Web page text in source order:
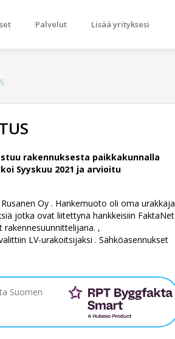
Palvelut Lisää yrityksesi
rakennuksesta paikkakunnalla
Syyskuu 2021 ja arvioitu
Oy . Hankemuoto oli oma urakkaja
jotka ovat liitettynä hankkeisiin FaktaNet
,
LV-urakoitsijaksi . Sähköasennukset
Suomen